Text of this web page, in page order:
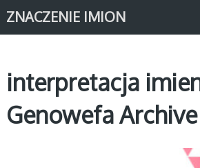
ZNACZENIE IMION
interpretacja
Genowefa Archive